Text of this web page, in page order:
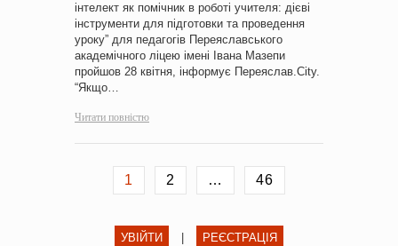
інтелект як помічник в роботі учителя: дієві
інструменти для підготовки та проведення
уроку” для педагогів Переяславського
академічного ліцею імені Івана Мазепи
пройшов 28 квітня, інформує Переяслав.City.
“Якщо…
Читати повністю
1 2 … 46
УВІЙТИ РЕЄСТРАЦІЯ